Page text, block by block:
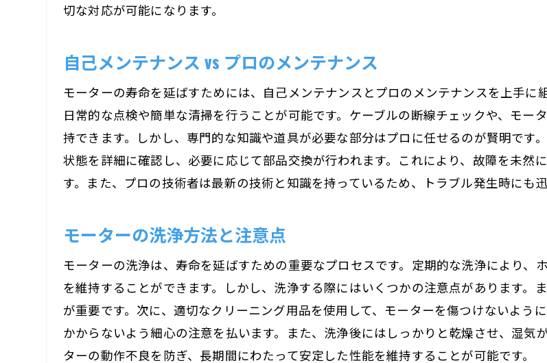
切な対応が可能になります。
自己メンテナンス vs プロのメンテナンス
モーターの寿命を延ばすためには、自己メンテナンスとプロのメンテナンスを上手に
日常的な点検や簡単な清掃を行うことが可能です。ケーブルの断線チェックや、モー
持できます。しかし、専門的な知識や道具が必要な部分はプロに任せるのが賢明です
状態を詳細に確認し、必要に応じて部品交換が行われます。これにより、故障を未然
す。また、プロの技術者は最新の技術と知識を持っているため、トラブル発生時にも迅
モーターの洗浄方法と注意点
モーターの洗浄は、寿命を延ばすための重要なプロセスです。定期的な洗浄により、
を維持することができます。しかし、洗浄する際にはいくつかの注意点があります。
が重要です。次に、適切なクリーニング用品を使用して、モーターを傷つけないよう
かからないよう細心の注意を払います。また、洗浄後にはしっかりと乾燥させ、湿気
ターの動作不良を防ぎ、長期間にわたって安定した性能を維持することが可能です。